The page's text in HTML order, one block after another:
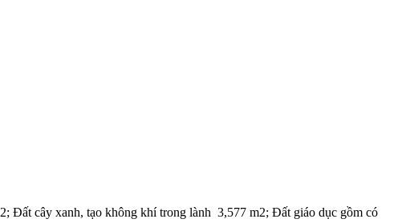
Đất cây xanh, tạo không khí trong lành 3,577 m2; Đất giáo dục gồm có